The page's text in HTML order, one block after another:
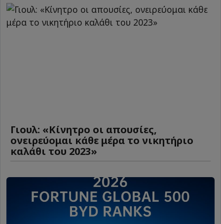
Γιουλ: «Κίνητρο οι απουσίες,
ονειρεύομαι κάθε μέρα το νικητήριο
καλάθι του 2023»